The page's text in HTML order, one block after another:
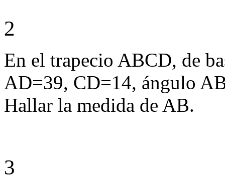
2
En el trapecio ABCD, de
AD=39, CD=14, ángulo
Hallar la medida de AB.
3